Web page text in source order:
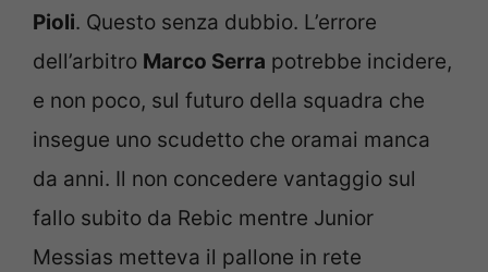
Pioli. Questo senza dubbio. L’errore
dell’arbitro Marco Serra potrebbe incidere,
e non poco, sul futuro della squadra che
insegue uno scudetto che oramai manca
da anni. Il non concedere vantaggio sul
fallo subito da Rebic mentre Junior
Messias metteva il pallone in rete